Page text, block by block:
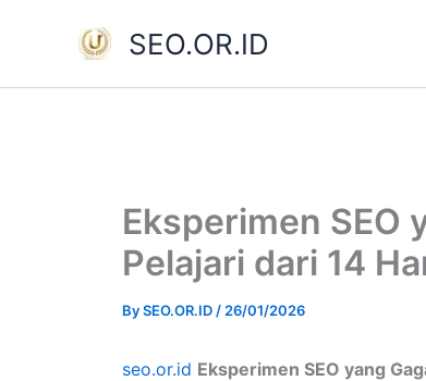
SEO.OR.ID
Eksperimen SEO
Pelajari dari 14
BySEO.OR.ID / 26/01/2026
seo.or.id Eksperimen SEO yang